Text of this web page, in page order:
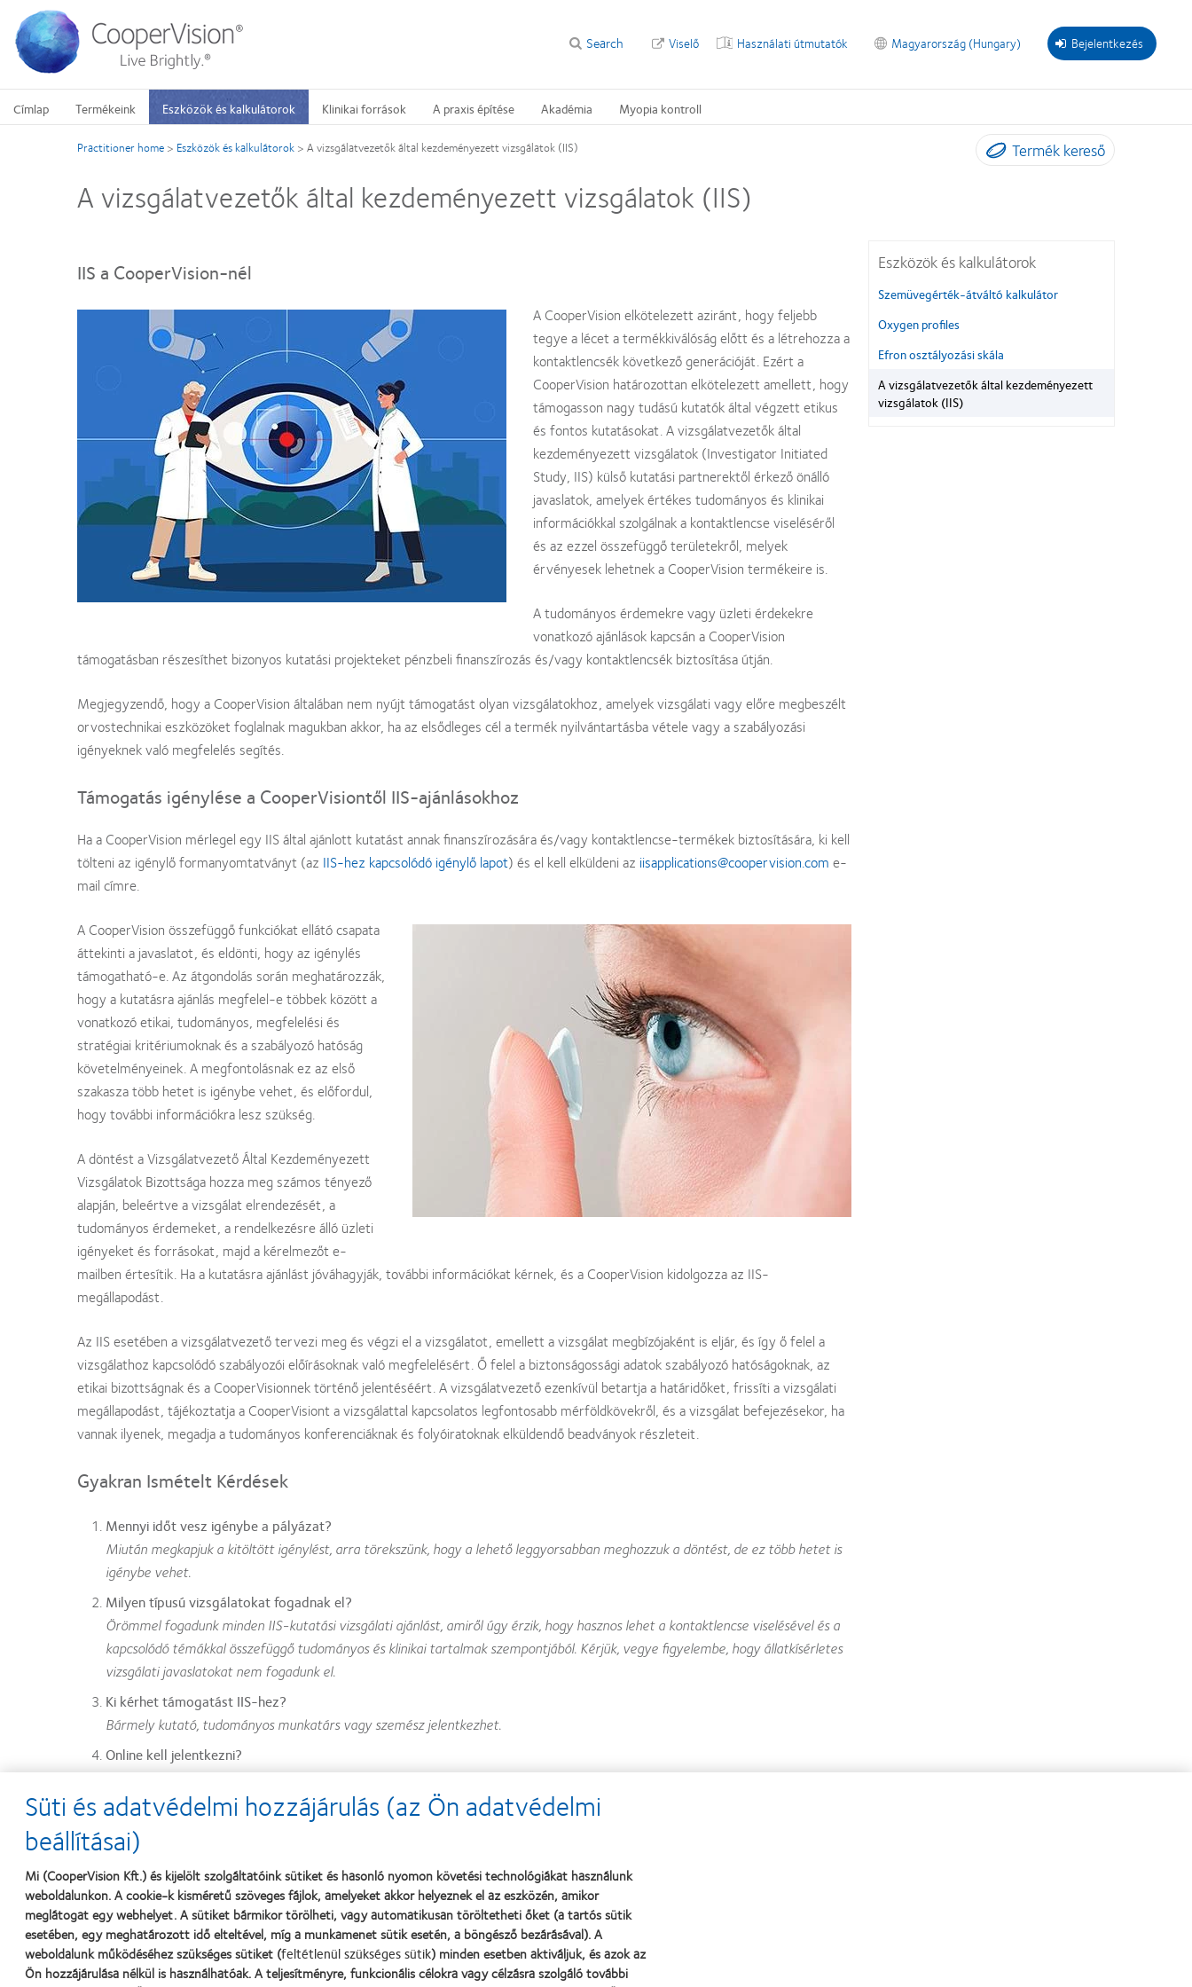
tartalomra
Bejelentkezés
Magyarország (Hungary)
Használati útmutatók
Viselő
Search
Címlap Termékeink Eszközök és kalkulátorok Klinikai források A praxis építése Akadémia Myopia kontroll
Termék kereső
Practitioner home > Eszközök és kalkulátorok > A vizsgálatvezetők által kezdeményezett vizsgálatok (IIS)
A vizsgálatvezetők által kezdeményezett vizsgálatok (IIS)
IIS a CooperVision-nél
A CooperVision elkötelezett aziránt, hogy feljebb
tegye a lécet a termékkiválóság előtt és a létrehozza a
kontaktlencsék következő generációját. Ezért a
CooperVision határozottan elkötelezett amellett, hogy
támogasson nagy tudású kutatók által végzett etikus
és fontos kutatásokat. A vizsgálatvezetők által
kezdeményezett vizsgálatok (Investigator Initiated
Study, IIS) külső kutatási partnerektől érkező önálló
javaslatok, amelyek értékes tudományos és klinikai
információkkal szolgálnak a kontaktlencse viseléséről
és az ezzel összefüggő területekről, melyek
érvényesek lehetnek a CooperVision termékeire is.
A tudományos érdemekre vagy üzleti érdekekre
vonatkozó ajánlások kapcsán a CooperVision
támogatásban részesíthet bizonyos kutatási projekteket pénzbeli finanszírozás és/vagy kontaktlencsék biztosítása útján.
Megjegyzendő, hogy a CooperVision általában nem nyújt támogatást olyan vizsgálatokhoz, amelyek vizsgálati vagy előre megbeszélt
orvostechnikai eszközöket foglalnak magukban akkor, ha az elsődleges cél a termék nyilvántartásba vétele vagy a szabályozási
igényeknek való megfelelés segítés.
Támogatás igénylése a CooperVisiontől IIS-ajánlásokhoz
Ha a CooperVision mérlegel egy IIS által ajánlott kutatást annak finanszírozására és/vagy kontaktlencse-termékek biztosítására, ki kell
tölteni az igénylő formanyomtatványt (az IIS-hez kapcsolódó igénylő lapot) és el kell elküldeni az iisapplications@coopervision.com e-
mail címre.
A CooperVision összefüggő funkciókat ellátó csapata
áttekinti a javaslatot, és eldönti, hogy az igénylés
támogatható-e. Az átgondolás során meghatározzák,
hogy a kutatásra ajánlás megfelel-e többek között a
vonatkozó etikai, tudományos, megfelelési és
stratégiai kritériumoknak és a szabályozó hatóság
követelményeinek. A megfontolásnak ez az első
szakasza több hetet is igénybe vehet, és előfordul,
hogy további információkra lesz szükség.
A döntést a Vizsgálatvezető Által Kezdeményezett
Vizsgálatok Bizottsága hozza meg számos tényező
alapján, beleértve a vizsgálat elrendezését, a
tudományos érdemeket, a rendelkezésre álló üzleti
igényeket és forrásokat, majd a kérelmezőt e-
mailben értesítik. Ha a kutatásra ajánlást jóváhagyják, további információkat kérnek, és a CooperVision kidolgozza az IIS-
megállapodást.
Az IIS esetében a vizsgálatvezető tervezi meg és végzi el a vizsgálatot, emellett a vizsgálat megbízójaként is eljár, és így ő felel a
vizsgálathoz kapcsolódó szabályozói előírásoknak való megfelelésért. Ő felel a biztonságossági adatok szabályozó hatóságoknak, az
etikai bizottságnak és a CooperVisionnek történő jelentéséért. A vizsgálatvezető ezenkívül betartja a határidőket, frissíti a vizsgálati
megállapodást, tájékoztatja a CooperVisiont a vizsgálattal kapcsolatos legfontosabb mérföldkövekről, és a vizsgálat befejezésekor, ha
vannak ilyenek, megadja a tudományos konferenciáknak és folyóiratoknak elküldendő beadványok részleteit.
Gyakran Ismételt Kérdések
Mennyi időt vesz igénybe a pályázat?
Miután megkapjuk a kitöltött igénylést, arra törekszünk, hogy a lehető leggyorsabban meghozzuk a döntést, de ez több hetet is
igénybe vehet.
Milyen típusú vizsgálatokat fogadnak el?
Örömmel fogadunk minden IIS-kutatási vizsgálati ajánlást, amiről úgy érzik, hogy hasznos lehet a kontaktlencse viselésével és a
kapcsolódó témákkal összefüggő tudományos és klinikai tartalmak szempontjából. Kérjük, vegye figyelembe, hogy állatkísérletes
vizsgálati javaslatokat nem fogadunk el.
Ki kérhet támogatást IIS-hez?
Bármely kutató, tudományos munkatárs vagy szemész jelentkezhet.
Online kell jelentkezni?
Természetesen, elsőnek a CooperVision munkatársaihoz is fordulhat kérdésekkel, azonban erre az oldalra fogjuk irányítani, hogy
az IIS pályázati formanyomtatványon igényeljen támogatást.
Mennyi idő alatt kapom meg a finanszírozást vagy a termék(ek)et, miután az IIS-t jóváhagyták?
Ha létrejön a szerződés, a finanszírozás vagy a termék(ek) általában az annak aláírásától számított 60 napon belül rendelkezésre
áll(nak) . A szerződés aláírása előtt nem ajánlunk fel finanszírozást, sem termékeket.
Milyen információkra van szükségük?
Az igénylőlap ismerteti az induláshoz szükséges részleteket, amelyek szükségesek ahhoz, hogy az IISC-ülésen megvizsgálhassuk
az ajánlatot. Az ajánlat tartalmazzon minél több részletes információt a protokolltervezetről és a klinikai vizsgálati tervről,
aminek alapján felvesszük Önnel a kapcsolatot, ha kiegészítésekre lesz szükségünk.
Eszközök és kalkulátorok
Szemüvegérték-átváltó kalkulátor
Oxygen profiles
Efron osztályozási skála
A vizsgálatvezetők által kezdeményezett
vizsgálatok (IIS)
Süti és adatvédelmi hozzájárulás (az Ön adatvédelmi
beállításai)
Mi (CooperVision Kft.) és kijelölt szolgáltatóink sütiket és hasonló nyomon követési technológiákat használunk
weboldalunkon. A cookie-k kisméretű szöveges fájlok, amelyeket akkor helyeznek el az eszközén, amikor
meglátogat egy webhelyet. A sütiket bármikor törölheti, vagy automatikusan töröltetheti őket (a tartós sütik
esetében, egy meghatározott idő elteltével, míg a munkamenet sütik esetén, a böngésző bezárásával). A
weboldalunk működéséhez szükséges sütiket (feltétlenül szükséges sütik) minden esetben aktiváljuk, és azok az
Ön hozzájárulása nélkül is használhatóak. A teljesítményre, funkcionális célokra vagy célzásra szolgáló további